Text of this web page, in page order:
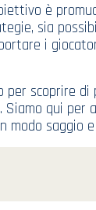
è
sia
i
scoprire di
Siamo qui
modo saggio